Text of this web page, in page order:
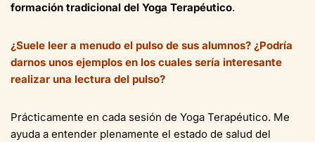
formación tradicional del Yoga Terapéutico.
¿Suele leer a menudo el pulso de sus alumnos? ¿Podría
darnos unos ejemplos en los cuales sería interesante
realizar una lectura del pulso?
Prácticamente en cada sesión de Yoga Terapéutico. Me
ayuda a entender plenamente el estado de salud del